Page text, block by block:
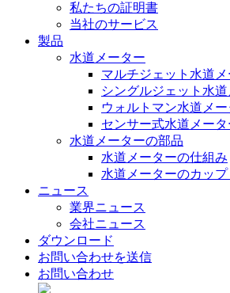
私たちの証明書
当社のサービス
製品
水道メーター
マルチジェット水道
シングルジェット水
ウォルトマン水道メー
センサー式水道メータ
水道メーターの部品
水道メーターの仕組み
水道メーターのカッ
ニュース
業界ニュース
会社ニュース
ダウンロード
お問い合わせを送信
お問い合わせ